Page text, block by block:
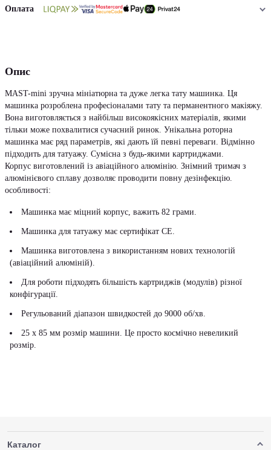
Оплата
Опис
MAST-mini зручна мініатюрна та дуже легка тату машинка. Ця
машинка розроблена професіоналами тату та перманентного макіяжу.
Вона виготовляється з найбільш високоякісних матеріалів, якими
тільки може похвалитися сучасний ринок. Унікальна роторна
машинка має ряд параметрів, які дають їй певні переваги. Відмінно
підходить для татуажу. Сумісна з будь-якими картриджами.
Корпус виготовлений із авіаційного алюмінію. Знімний тримач з
алюмінієвого сплаву дозволяє проводити повну дезінфекцію.
особливості:
Машинка має міцний корпус, важить 82 грами.
Машинка для татуажу має сертифікат CE.
Машинка виготовлена з використанням нових технологій
(авіаційний алюміній).
Для роботи підходять більшість картриджів (модулів) різної
конфігурації.
Регульований діапазон швидкостей до 9000 об/хв.
25 x 85 мм розмір машини. Це просто космічно невеликий
розмір.
Каталог